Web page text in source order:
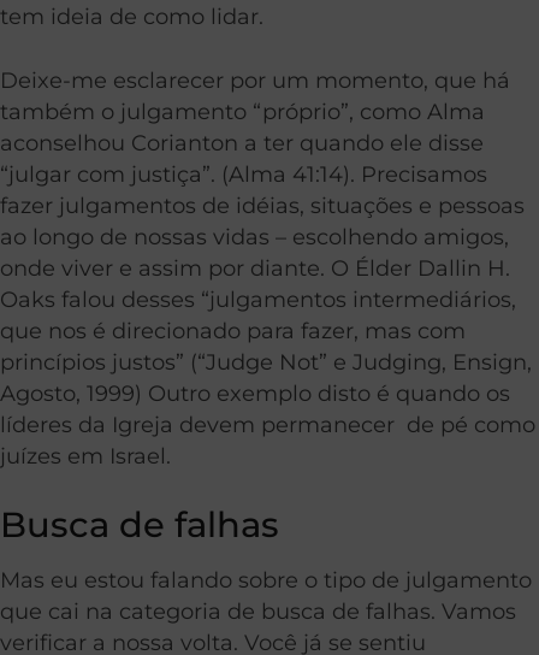
tem ideia de como lidar.
Deixe-me esclarecer por um momento, que há
também o julgamento “próprio”, como Alma
aconselhou Corianton a ter quando ele disse
“julgar com justiça”. (Alma 41:14). Precisamos
fazer julgamentos de idéias, situações e pessoas
ao longo de nossas vidas – escolhendo amigos,
onde viver e assim por diante. O Élder Dallin H.
Oaks falou desses “julgamentos intermediários,
que nos é direcionado para fazer, mas com
princípios justos” (“Judge Not” e Judging, Ensign,
Agosto, 1999) Outro exemplo disto é quando os
líderes da Igreja devem permanecer de pé como
juízes em Israel.
Busca de falhas
Mas eu estou falando sobre o tipo de julgamento
que cai na categoria de busca de falhas. Vamos
verificar a nossa volta. Você já se sentiu